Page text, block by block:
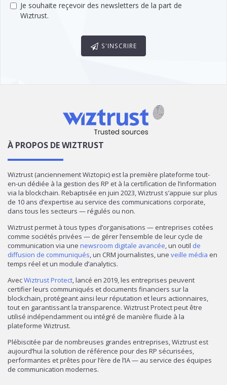
Je souhaite reçevoir des newsletters de la part de
Wiztrust.
S'INSCRIRE
À PROPOS DE WIZTRUST
Wiztrust (anciennement Wiztopic) est la première plateforme tout-
en-un dédiée à la gestion des RP et à la certification de l’information
via la blockchain. Rebaptisée en juin 2023, Wiztrust s’appuie sur plus
de 10 ans d’expertise au service des communications corporate,
dans tous les secteurs — régulés ou non.
Wiztrust permet à tous types d’organisations — entreprises cotées
comme sociétés privées — de gérer l’ensemble de leur cycle de
communication via une newsroom digitale avancée, un outil de
diffusion de communiqués, un CRM journalistes, une veille média en
temps réel et un module d’analytics.
AvecWiztrust Protect, lancé en 2019, les entreprises peuvent
certifier leurs communiqués et documents financiers sur la
blockchain, protégeant ainsi leur réputation et leurs actionnaires,
tout en garantissant la transparence. Wiztrust Protect peut être
utilisé indépendamment ou intégré de manière fluide à la
plateforme Wiztrust.
Plébiscitée par de nombreuses grandes entreprises, Wiztrust est
aujourd’hui la solution de référence pour des RP sécurisées,
performantes et prêtes pour l’ère de l’IA — au service des équipes
de communication modernes.